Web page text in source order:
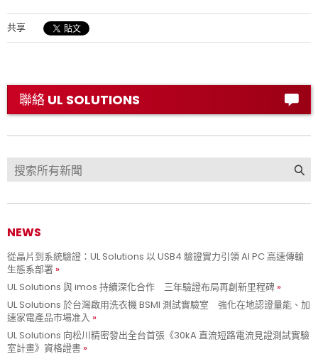
共享
聯絡 UL SOLUTIONS
NEWS
從晶片到系統驗證：UL Solutions 以 USB4 驗證實力引領 AI PC 高速傳輸
生態系部署
UL Solutions 與 imos 持續深化合作 三年驗證布局再創新里程碑
UL Solutions 於台灣啟用洗衣機 BSMI 測試實驗室 強化在地認證量能、加
速家電產品市場准入
UL Solutions 向松川精密發出全台首張《30kA 直流短路電流見證測試實驗
室計畫》資格證書